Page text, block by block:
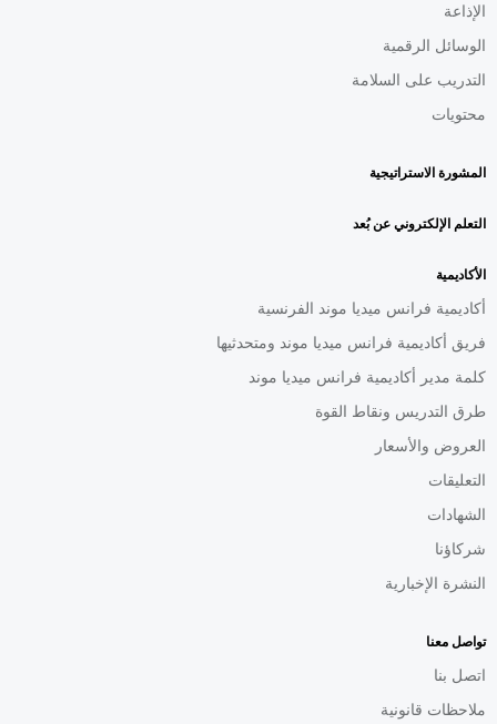
الإذاعة
الوسائل الرقمية
التدريب على السلامة
محتويات
المشورة الاستراتيجية
التعلم الإلكتروني عن بُعد
الأكاديمية
أكاديمية فرانس ميديا موند الفرنسية
فريق أكاديمية فرانس ميديا موند ومتحدثيها
كلمة مدير أكاديمية فرانس ميديا موند
طرق التدريس ونقاط القوة
العروض والأسعار
التعليقات
الشهادات
شركاؤنا
النشرة الإخبارية
تواصل معنا
اتصل بنا
ملاحظات قانونية